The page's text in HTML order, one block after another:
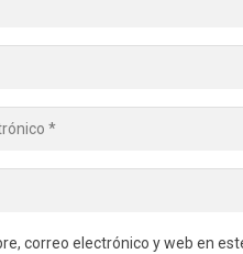
correo electrónico y web en